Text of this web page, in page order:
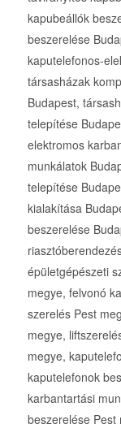
kapubeállók
beszerelése
kaputelefonos-
társasházak
Budapest,
telepítése
elektromos
munkálatok
telepítése
kialakítása
beszerelése
épületgépészeti
megye, felvonó
szerelés Pest
megye,
megye,
kaputelefonok
karbantartási
beszerelése